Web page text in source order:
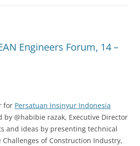
Engineers Forum, 14 –
for Persatuan Insinyur Indonesia
by @habibie razak, Executive Director
and ideas by presenting technical
Challenges of Construction Industry,